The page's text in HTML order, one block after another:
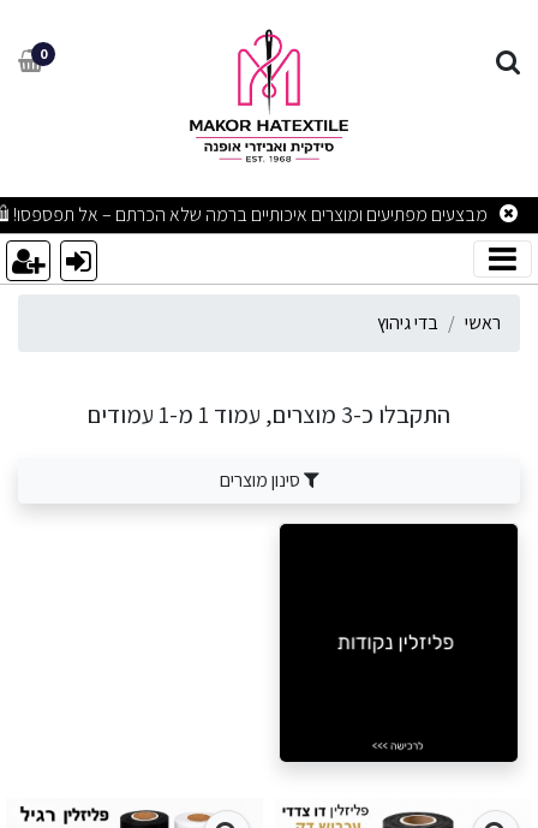
בדי גיהוץ 0
מבצעים מפתיעים ומוצרים איכותיים ברמה שלא הכרתם – אל
ראשי בדי גיהוץ
התקבלו כ-3 מוצרים, עמוד 1 מ-1 עמודים
סינון מוצרים